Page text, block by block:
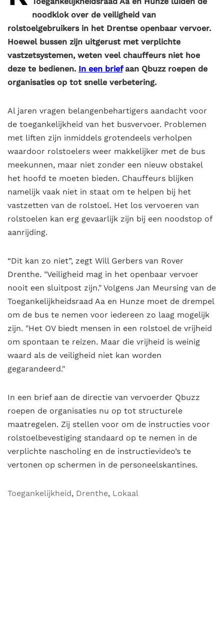
noodklok over de veiligheid van
rolstoelgebruikers in het Drentse openbaar vervoer.
Hoewel bussen zijn uitgerust met verplichte
vastzetsystemen, weten veel chauffeurs niet hoe
deze te bedienen. In een briefaan Qbuzz roepen de
organisaties op tot snelle verbetering.
Al jaren vragen belangenbehartigers aandacht voor
de toegankelijkheid van het busvervoer. Problemen
met liften zijn inmiddels grotendeels verholpen
waardoor rolstoelers weer makkelijker met de bus
meekunnen, maar niet zonder een nieuw obstakel
het hoofd te moeten bieden. Chauffeurs blijken
namelijk vaak niet in staat om te helpen bij het
vastzetten van de rolstoel. Het los vervoeren van
rolstoelen kan erg gevaarlijk zijn bij een noodstop of
aanrijding.
“Dit kan zo niet”, zegt Will Gerbers van Rover
Drenthe. "Veiligheid mag in het openbaar vervoer
nooit een sluitpost zijn." Volgens Jan Meursing van de
Toegankelijkheidsraad Aa en Hunze moet de drempel
om de bus te nemen voor iedereen zo laag mogelijk
zijn. "Het OV biedt mensen in een rolstoel de vrijheid
om spontaan te reizen. Maar die vrijheid is weinig
waard als de veiligheid niet kan worden
gegarandeerd."
In een brief aan de directie van vervoerder Qbuzz
roepen de organisaties nu op tot structurele
maatregelen. Zij stellen voor om de instructies voor
rolstoelbevestiging standaard op te nemen in de
verplichte nascholing en de instructievideo’s te
vertonen op schermen in de personeelskantines.
Toegankelijkheid, Drenthe, Lokaal